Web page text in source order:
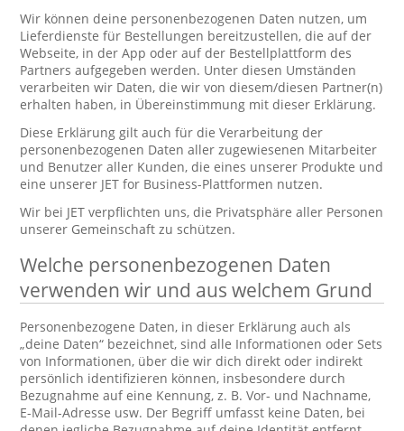
Wir können deine personenbezogenen Daten nutzen, um
Lieferdienste für Bestellungen bereitzustellen, die auf der
Webseite, in der App oder auf der Bestellplattform des
Partners aufgegeben werden. Unter diesen Umständen
verarbeiten wir Daten, die wir von diesem/diesen Partner(n)
erhalten haben, in Übereinstimmung mit dieser Erklärung.
Diese Erklärung gilt auch für die Verarbeitung der
personenbezogenen Daten aller zugewiesenen Mitarbeiter
und Benutzer aller Kunden, die eines unserer Produkte und
eine unserer JET for Business-Plattformen nutzen.
Wir bei JET verpflichten uns, die Privatsphäre aller Personen
unserer Gemeinschaft zu schützen.
Welche personenbezogenen Daten
verwenden wir und aus welchem Grund
Personenbezogene Daten, in dieser Erklärung auch als
„deine Daten“ bezeichnet, sind alle Informationen oder Sets
von Informationen, über die wir dich direkt oder indirekt
persönlich identifizieren können, insbesondere durch
Bezugnahme auf eine Kennung, z. B. Vor- und Nachname,
E-Mail-Adresse usw. Der Begriff umfasst keine Daten, bei